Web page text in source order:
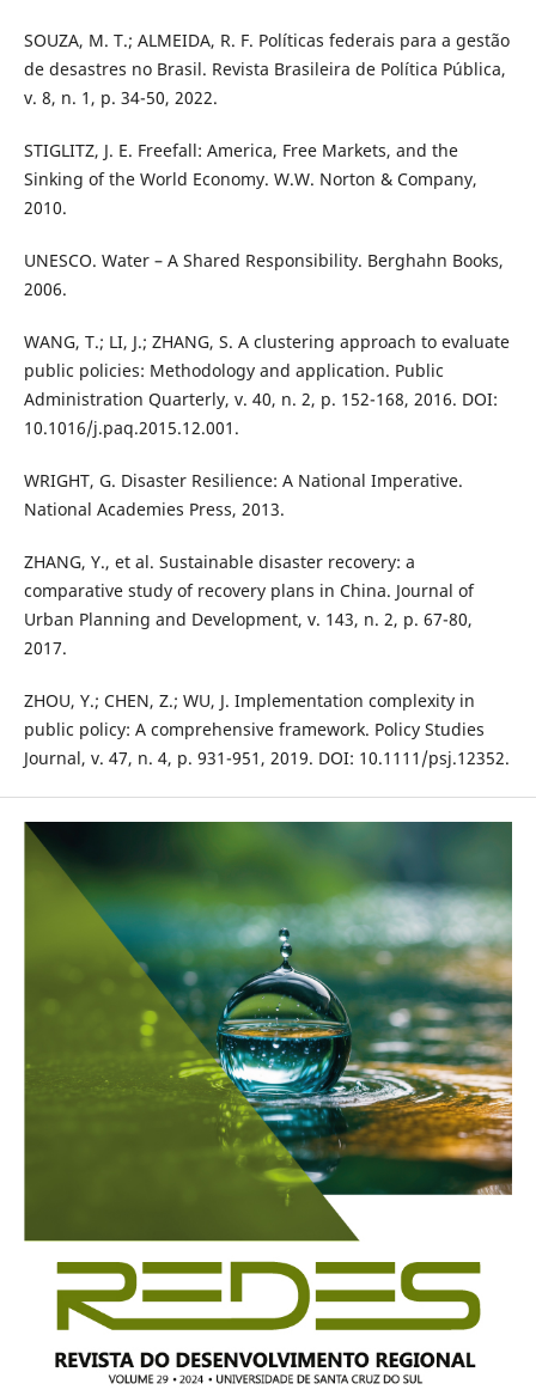
SOUZA, M. T.; ALMEIDA, R. F. Políticas federais para a gestão
de desastres no Brasil. Revista Brasileira de Política Pública,
v. 8, n. 1, p. 34-50, 2022.
STIGLITZ, J. E. Freefall: America, Free Markets, and the
Sinking of the World Economy. W.W. Norton & Company,
2010.
UNESCO. Water – A Shared Responsibility. Berghahn Books,
2006.
WANG, T.; LI, J.; ZHANG, S. A clustering approach to evaluate
public policies: Methodology and application. Public
Administration Quarterly, v. 40, n. 2, p. 152-168, 2016. DOI:
10.1016/j.paq.2015.12.001.
WRIGHT, G. Disaster Resilience: A National Imperative.
National Academies Press, 2013.
ZHANG, Y., et al. Sustainable disaster recovery: a
comparative study of recovery plans in China. Journal of
Urban Planning and Development, v. 143, n. 2, p. 67-80,
2017.
ZHOU, Y.; CHEN, Z.; WU, J. Implementation complexity in
public policy: A comprehensive framework. Policy Studies
Journal, v. 47, n. 4, p. 931-951, 2019. DOI: 10.1111/psj.12352.